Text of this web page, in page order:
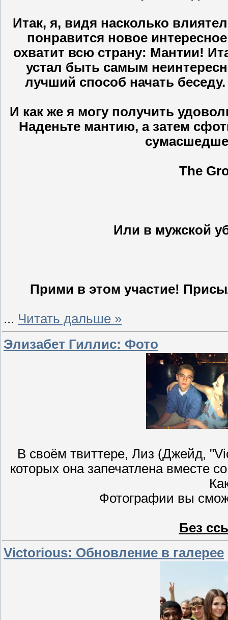
Итак, я, видя насколько
понравится новое
охватит всю страну: Мантии!
устал быть самым
лучший способ начать
И как же я могу получить
Наденьте мантию, а затем
The
Или в мужской
Прими в этом участие!
... Читать дальше »
Элизабет Гиллис: Фото
В своём твиттере, Лиз (Джейд,
которых она запечатлена вместе
Фотографии вы
Без
Victorious: Обновление в галерее